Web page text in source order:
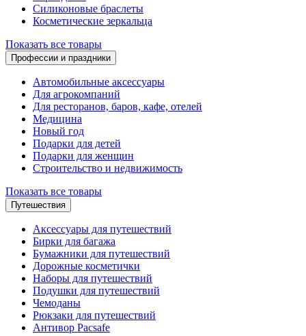
Силиконовые браслеты
Косметические зеркальца
Показать все товары
Профессии и праздники
Автомобильные аксессуары
Для агрокомпаний
Для ресторанов, баров, кафе, отелей
Медицина
Новый год
Подарки для детей
Подарки для женщин
Строительство и недвижимость
Показать все товары
Путешествия
Аксессуары для путешествий
Бирки для багажа
Бумажники для путешествий
Дорожные косметички
Наборы для путешествий
Подушки для путешествий
Чемоданы
Рюкзаки для путешествий
Антивор Pacsafe